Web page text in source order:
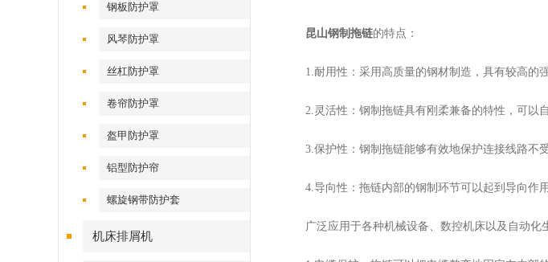
钢板防护罩
风琴防护罩
丝杠防护罩
卷帘防护罩
盔甲防护罩
铝型防护帘
螺旋钢带防护套
机床排屑机
昆山钢制拖链的特点：
1.耐用性：采用高质量的钢材制造，具有较高的强
2.灵活性：钢制拖链具有刚柔兼备的特性，可以自
3.保护性：钢制拖链能够有效地保护连接线路不受
4.导向性：拖链内部的钢制环节可以起到导向作用
广泛应用于各种机械设备、数控机床以及自动化